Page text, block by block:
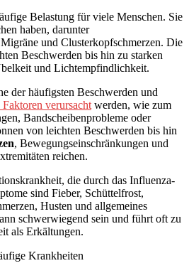
Belastung für viele Menschen. Sie
haben, darunter
und Clusterkopfschmerzen. Die
Beschwerden bis hin zu starken
und Lichtempfindlichkeit.
der häufigsten Beschwerden und
verursacht werden, wie zum
Bandscheibenprobleme oder
von leichten Beschwerden bis hin
, Bewegungseinschränkungen und
reichen.
die durch das Influenza-
sind Fieber, Schüttelfrost,
Husten und allgemeines
schwerwiegend sein und führt oft zu
als Erkältungen.